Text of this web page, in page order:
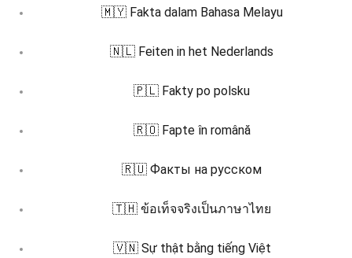
🇲🇾 Fakta dalam Bahasa Melayu
🇳🇱 Feiten in het Nederlands
🇵🇱 Fakty po polsku
🇷🇴 Fapte în română
🇷🇺 Факты на русском
🇹🇭 ข้อเท็จจริงเป็นภาษาไทย
🇻🇳 Sự thật bằng tiếng Việt